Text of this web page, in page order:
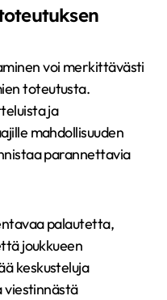
voi merkittävästi
toteutusta.
ja
mahdollisuuden
parannettavia
palautetta,
joukkueen
keskusteluja
viestinnästä